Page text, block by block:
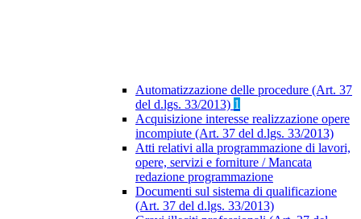
Automatizzazione delle procedure (Art. 37
del d.lgs. 33/2013) 1
Acquisizione interesse realizzazione opere
incompiute (Art. 37 del d.lgs. 33/2013)
Atti relativi alla programmazione di lavori,
opere, servizi e forniture / Mancata
redazione programmazione
Documenti sul sistema di qualificazione
(Art. 37 del d.lgs. 33/2013)